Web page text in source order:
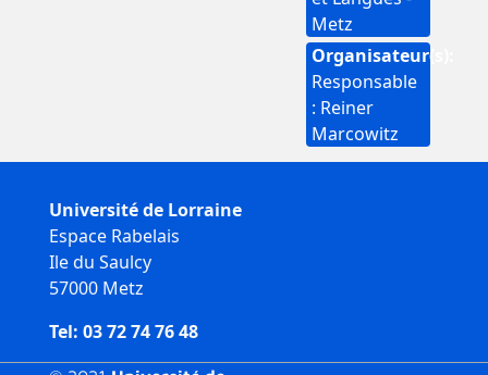
Metz
Organisateur(s)
Responsable
: Reiner
Marcowitz
Université de Lorraine
Espace Rabelais
Ile du Saulcy
57000 Metz
Tel: 03 72 74 76 48